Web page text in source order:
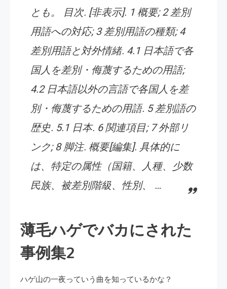
とも。 目次. [非表示]. 1 概要; 2 差別
用語への対応; 3 差別用語の種類; 4
差別用語と対外情緒. 4.1 日本語で各
国人を差別・侮蔑するための用語;
4.2 日本語以外の言語で各国人を差
別・侮蔑するための用語. 5 差別語の
歴史. 5.1 日本. 6 関連項目; 7 外部リ
ンク; 8 脚注. 概要[編集]. 具体的に
は、特定の属性（国籍、人種、少数
民族、被差別階級、性別、 …
薄毛ハゲでバカにされた
事例集2
ハゲ山の一夜っていう曲を知っているかな？